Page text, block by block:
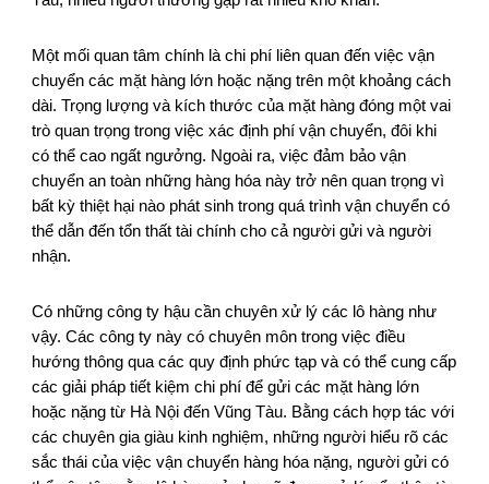
Một mối quan tâm chính là chi phí liên quan đến việc vận
chuyển các mặt hàng lớn hoặc nặng trên một khoảng cách
dài. Trọng lượng và kích thước của mặt hàng đóng một vai
trò quan trọng trong việc xác định phí vận chuyển, đôi khi
có thể cao ngất ngưởng. Ngoài ra, việc đảm bảo vận
chuyển an toàn những hàng hóa này trở nên quan trọng vì
bất kỳ thiệt hại nào phát sinh trong quá trình vận chuyển có
thể dẫn đến tổn thất tài chính cho cả người gửi và người
nhận.
Có những công ty hậu cần chuyên xử lý các lô hàng như
vậy. Các công ty này có chuyên môn trong việc điều
hướng thông qua các quy định phức tạp và có thể cung cấp
các giải pháp tiết kiệm chi phí để gửi các mặt hàng lớn
hoặc nặng từ Hà Nội đến Vũng Tàu. Bằng cách hợp tác với
các chuyên gia giàu kinh nghiệm, những người hiểu rõ các
sắc thái của việc vận chuyển hàng hóa nặng, người gửi có